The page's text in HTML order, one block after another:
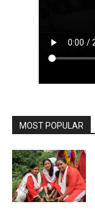
MOST POPULAR